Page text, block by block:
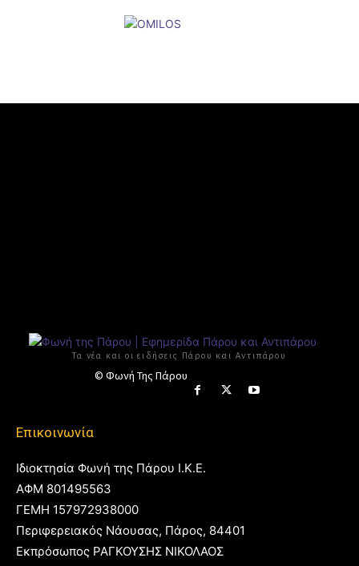
Τα νέα και οι ειδήσεις Πάρου και Αντιπάρου
© Φωνή Της Πάρου
Επικοινωνία
Ιδιοκτησία Φωνή της Πάρου Ι.Κ.Ε.
ΑΦΜ 801495563
ΓΕΜΗ 157972938000
Περιφερειακός Νάουσας, Πάρος, 84401
Εκπρόσωπος ΡΑΓΚΟΥΣΗΣ ΝΙΚΟΛΑΟΣ